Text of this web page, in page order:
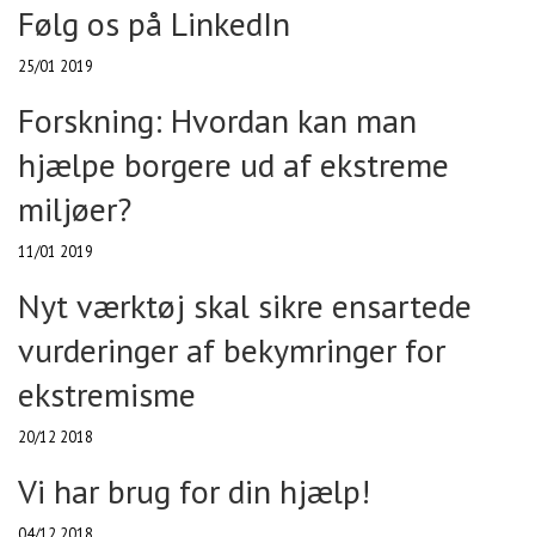
Følg os på LinkedIn
25/01 2019
Forskning: Hvordan kan man
hjælpe borgere ud af ekstreme
miljøer?
11/01 2019
Nyt værktøj skal sikre ensartede
vurderinger af bekymringer for
ekstremisme
20/12 2018
Vi har brug for din hjælp!